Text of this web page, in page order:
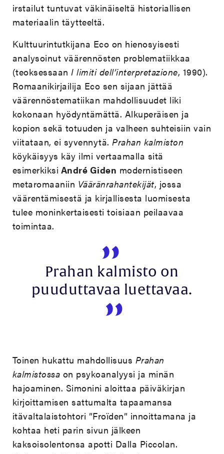
irstailut tuntuvat väkinäiseltä historiallisen
materiaalin täytteeltä.
Kulttuurintutkijana Eco on hienosyisesti
analysoinut väärennösten problematiikkaa
(teoksessaanI limiti dell’interpretazione, 1990).
Romaanikirjailija Eco sen sijaan jättää
väärennöstematiikan mahdollisuudet liki
kokonaan hyödyntämättä. Alkuperäisen ja
kopion sekä totuuden ja valheen suhteisiin vain
viitataan, ei syvennytä.Prahan kalmiston
köykäisyys käy ilmi vertaamalla sitä
esimerkiksi André Giden modernistiseen
metaromaaniin Vääränrahantekijät, jossa
väärentämisestä ja kirjallisesta luomisesta
tulee moninkertaisesti toisiaan peilaavaa
toimintaa.
Prahan kalmisto on
puuduttavaa luettavaa.
Toinen hukattu mahdollisuus Prahan
kalmistossa on psykoanalyysi ja minän
hajoaminen. Simonini aloittaa päiväkirjan
kirjoittamisen sattumalta tapaamansa
itävaltalaistohtori ”Froïden” innoittamana ja
kohtaa heti parin sivun jälkeen
kaksoisolentonsa apotti Dalla Piccolan.